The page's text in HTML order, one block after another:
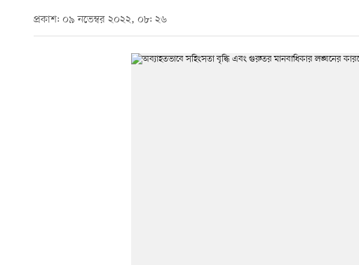
প্রকাশ: ০৯ নভেম্বর ২০২২, ০৮: ২৬